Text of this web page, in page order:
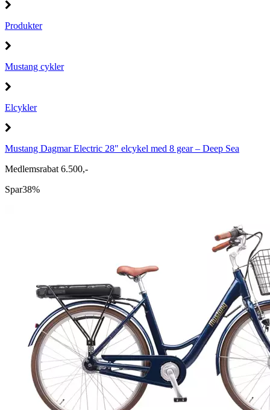
Produkter
Mustang cykler
Elcykler
Mustang Dagmar Electric 28" elcykel med 8 gear – Deep Sea
Medlemsrabat 6.500,-
Spar38%